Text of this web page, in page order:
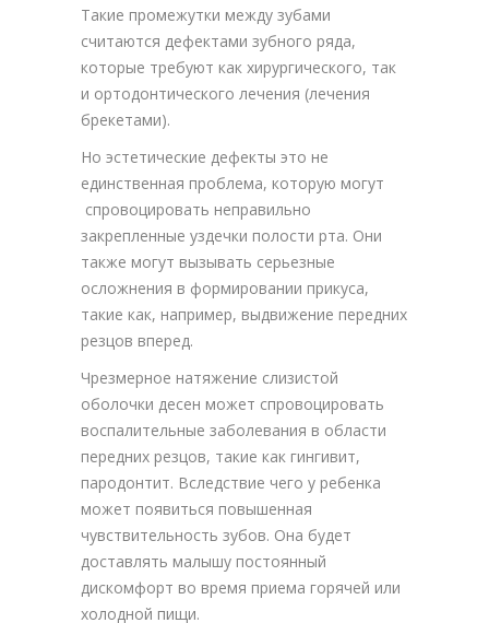
Такие промежутки между зубами
считаются дефектами зубного ряда,
которые требуют как хирургического, так
и ортодонтического лечения (лечения
брекетами).
Но эстетические дефекты это не
единственная проблема, которую могут
спровоцировать неправильно
закрепленные уздечки полости рта. Они
также могут вызывать серьезные
осложнения в формировании прикуса,
такие как, например, выдвижение передних
резцов вперед.
Чрезмерное натяжение слизистой
оболочки десен может спровоцировать
воспалительные заболевания в области
передних резцов, такие как гингивит,
пародонтит. Вследствие чего у ребенка
может появиться повышенная
чувствительность зубов. Она будет
доставлять малышу постоянный
дискомфорт во время приема горячей или
холодной пищи.